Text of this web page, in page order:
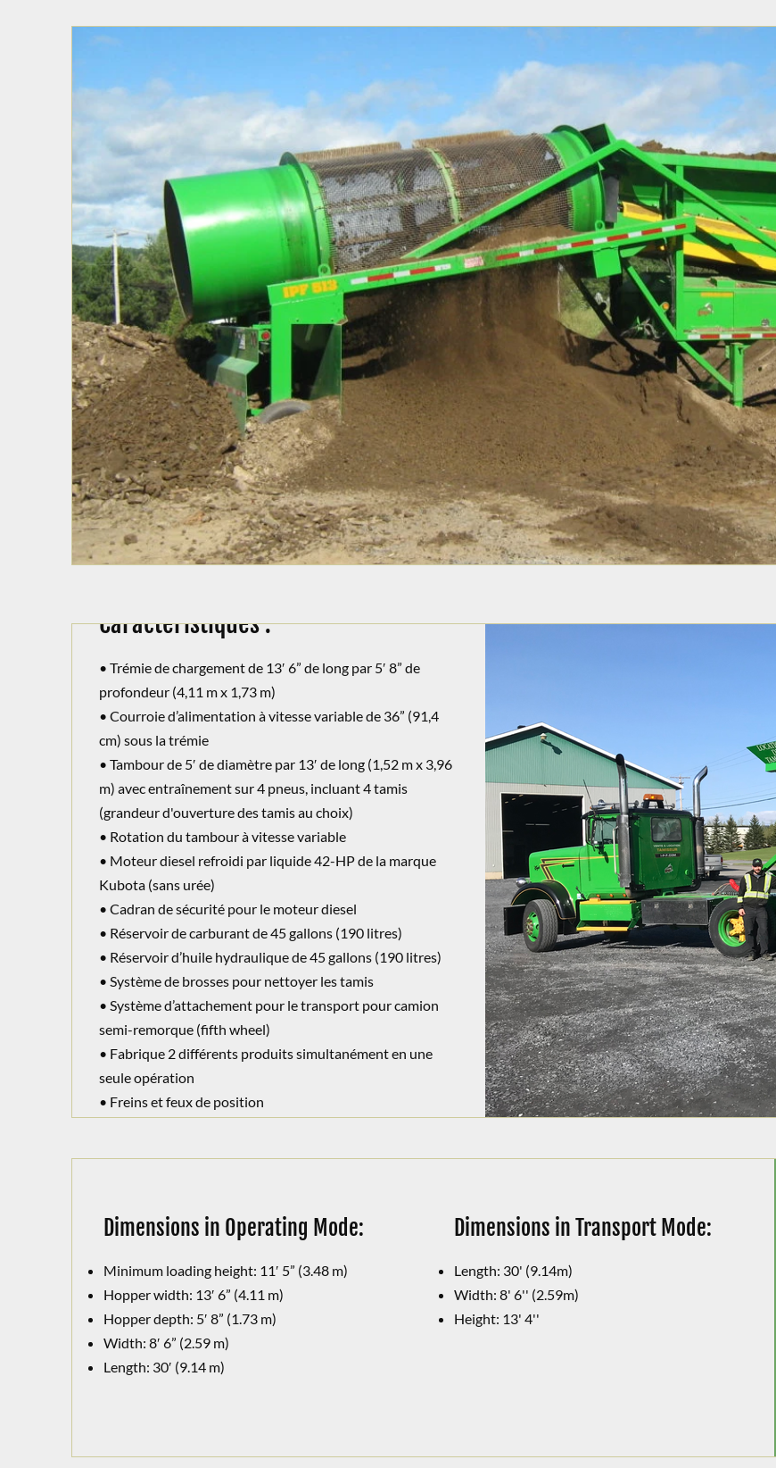
Caractéristiques :
• Trémie de chargement de 13′ 6” de long par 5′ 8” de
profondeur (4,11 m x 1,73 m)
• Courroie d’alimentation à vitesse variable de 36” (91,4
cm) sous la trémie
• Tambour de 5′ de diamètre par 13′ de long (1,52 m x 3,96
m) avec entraînement sur 4 pneus, incluant 4 tamis
(grandeur d'ouverture des tamis au choix)
• Rotation du tambour à vitesse variable
• Moteur diesel refroidi par liquide 42-HP de la marque
Kubota (sans urée)
• Cadran de sécurité pour le moteur diesel
• Réservoir de carburant de 45 gallons (190 litres)
• Réservoir d’huile hydraulique de 45 gallons (190 litres)
• Système de brosses pour nettoyer les tamis
• Système d’attachement pour le transport pour camion
semi-remorque (fifth wheel)
• Fabrique 2 différents produits simultanément en une
seule opération
• Freins et feux de position
Dimensions in Operating Mode:
Minimum loading height: 11′ 5” (3.48 m)
Hopper width: 13′ 6” (4.11 m)
Hopper depth: 5′ 8” (1.73 m)
Width: 8′ 6” (2.59 m)
Length: 30′ (9.14 m)
Dimensions in Transport Mode:
Length: 30' (9.14m)
Width: 8' 6'' (2.59m)
Height: 13' 4''